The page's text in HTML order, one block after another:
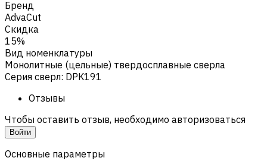
Бренд
AdvaCut
Скидка
15%
Вид номенклатуры
Монолитные (цельные) твердосплавные сверла
Серия сверл: DPK191
Отзывы
Чтобы оставить отзыв, необходимо авторизоваться
Войти
Основные параметры